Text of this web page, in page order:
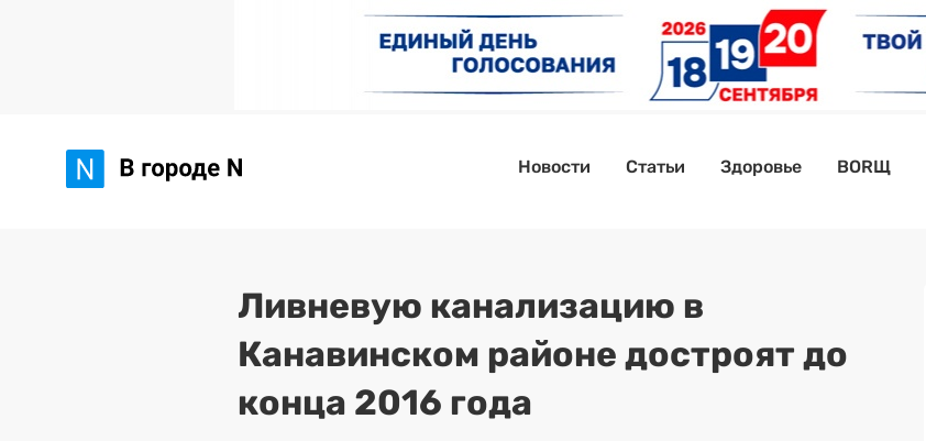
Новости Статьи Здоровье BORЩ
Ливневую канализацию в
Канавинском районе достроят до
конца 2016 года